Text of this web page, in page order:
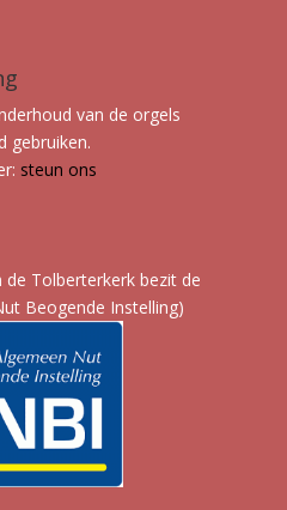
van de orgels
gebruiken.
steun ons
de Tolberterkerk bezit de
Beogende Instelling)